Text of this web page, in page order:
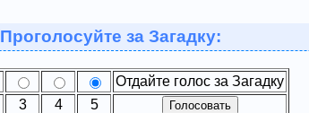
Проголосуйте за Загадку:
Отдайте голос за Загадку
3 4 5